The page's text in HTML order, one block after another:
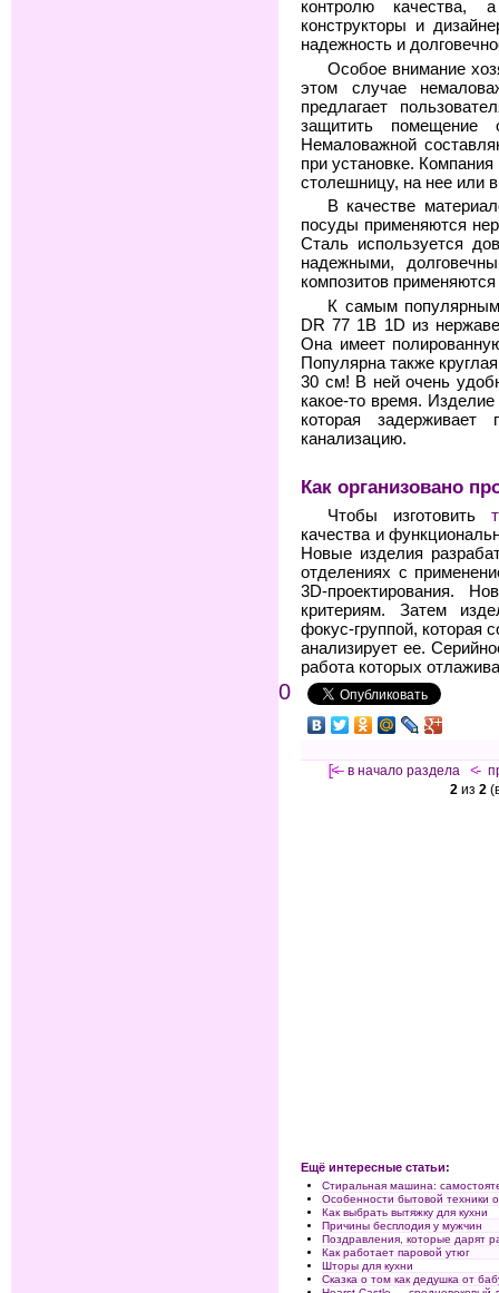
контролю качества,
конструкторы и
надежность и
Особое внимание
этом случае
предлагает
защитить помещение
Немаловажной
при установке.
столешницу, на нее или
В качестве
посуды применяются
Сталь используется
надежными,
композитов применяются
К самым
DR 77 1B 1D из
Она имеет
Популярна также
30 см! В ней очень
какое-то время.
которая
канализацию.
Как организовано
Чтобы изготовить
качества и
Новые изделия
отделениях с
3D-проектирования.
критериям. Затем
фокус-группой, которая
анализирует ее.
работа которых
0
[<— в начало раздела <-
2 из 2
Ещё интересные статьи:
Стиральная машина:
Особенности бытовой техники
Как выбрать вытяжку для кухни
Причины бесплодия у мужчин
Поздравления, которые дарят
Как работает паровой утюг
Шторы для кухни
Сказка о том как дедушка от